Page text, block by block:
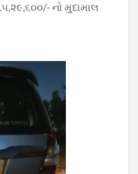
નો મુદામાલ